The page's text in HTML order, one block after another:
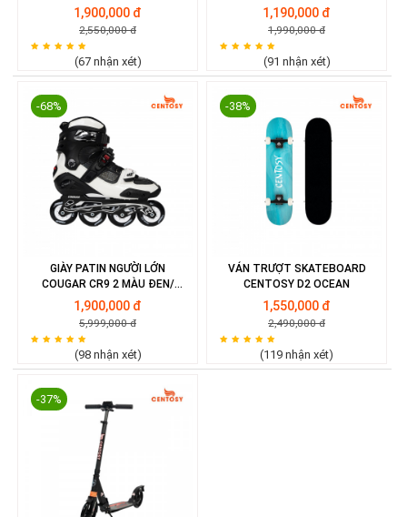
1,900,000 đ
2,550,000 đ
(67 nhận xét)
1,190,000 đ
1,990,000 đ
(91 nhận xét)
-68%
GIÀY PATIN NGƯỜI LỚN
COUGAR CR9 2 MÀU ĐEN/
XANH
1,900,000 đ
5,999,000 đ
(98 nhận xét)
-38%
VÁN TRƯỢT SKATEBOARD
CENTOSY D2 OCEAN
1,550,000 đ
2,490,000 đ
(119 nhận xét)
-37%